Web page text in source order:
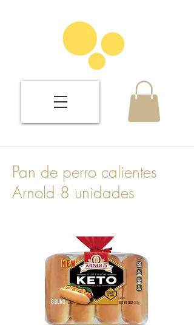
Pan de perro calientes
Arnold 8 unidades